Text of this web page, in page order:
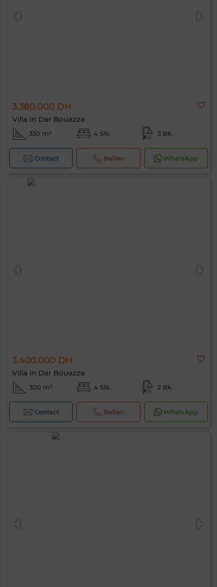
3.380.000 DH
Villa in Dar Bouazza
330 m² 4 Slk. 3 Bk.
Contact Bellen WhatsApp
3.400.000 DH
Villa in Dar Bouazza
300 m² 4 Slk. 2 Bk.
Contact Bellen WhatsApp